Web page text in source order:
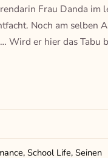
Frau Danda im
Noch am selben
Wird er hier das Tabu
School Life, Seinen